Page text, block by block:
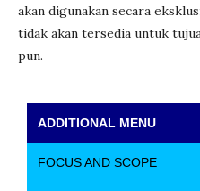
akan digunakan secara
tidak akan tersedia untuk
pun.
ADDITIONAL MENU
FOCUS AND SCOPE